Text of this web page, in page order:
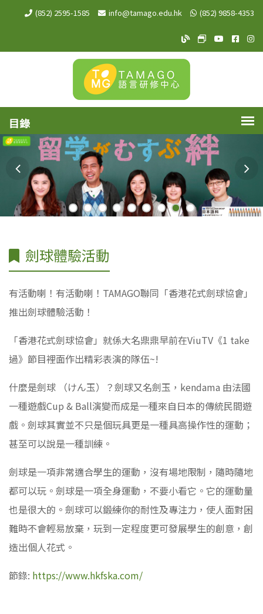
(852) 2595-1585 info@tamago.edu.hk (852) 9858-4353
TAMAGO Blog
TAMAGO MeWe
TAMAGO
劍球體驗活動
有活動喇！有活動喇！TAMAGO聯同「香港花式劍球協會」
推出劍球體驗活動！
「香港花式劍球協會」就係大名鼎鼎早前在ViuTV《1 take
過》節目裡面作出精彩表演的隊伍~!
什麼是劍球 （けん玉）？劍球又名劍玉，kendama 由法國
一種遊戲Cup & Ball演變而成是一種來自日本的傳統民間遊
戲。劍球其實並不只是個玩具更是一種具高操作性的運動；
甚至可以說是一種訓練。
劍球是一項非常適合學生的運動，沒有場地限制，隨時隨地
都可以玩。劍球是一項全身運動，不要小看它。它的運動量
也是很大的。劍球可以鍛練你的耐性及專注力，使人面對困
難時不會輕易放棄，玩到一定程度更可發展學生的創意，創
造出個人花式。
節錄: https://www.hkfska.com/